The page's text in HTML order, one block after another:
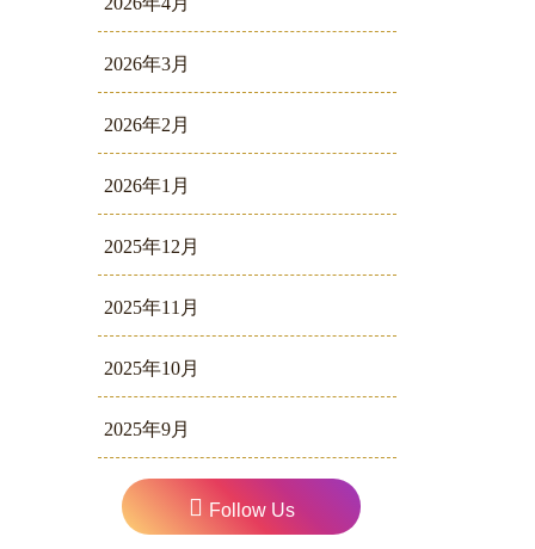
2026年3月
2026年2月
2026年1月
2025年12月
2025年11月
2025年10月
2025年9月
Follow Us